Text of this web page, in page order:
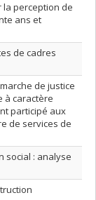
perception de
ans et
de cadres
de justice
à caractère
participé aux
de services de
social : analyse